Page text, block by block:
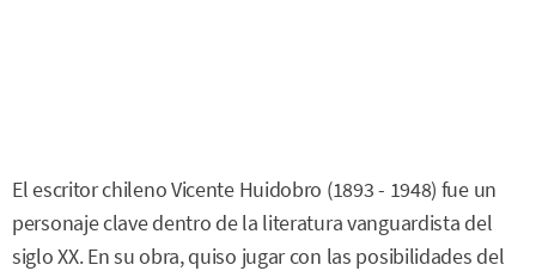
El escritor chileno Vicente Huidobro (1893 - 1948) fue un
personaje clave dentro de la literatura vanguardista del
siglo XX. En su obra, quiso jugar con las posibilidades del